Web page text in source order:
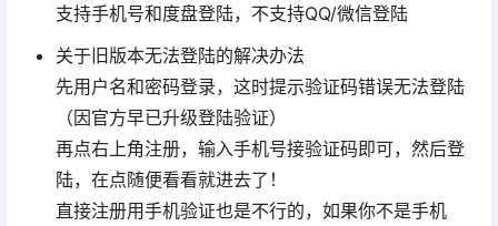
支持手机号和度盘登陆，不支持QQ/微信登陆
关于旧版本无法登陆的解决办法
先用户名和密码登录，这时提示验证码错误无法登陆
（因官方早已升级登陆验证）
再点右上角注册，输入手机号接验证码即可，然后登
陆，在点随便看看就进去了！
直接注册用手机验证也是不行的，如果你不是手机